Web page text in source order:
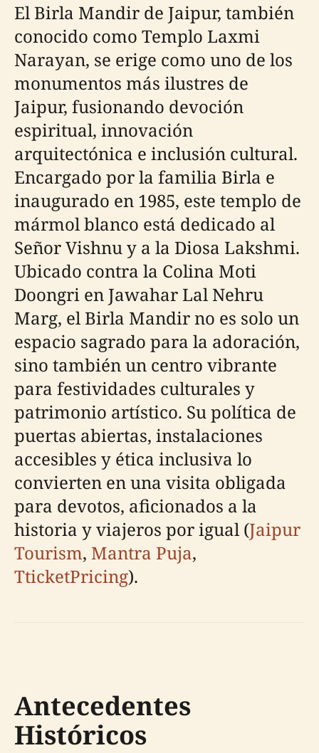
El Birla Mandir de Jaipur, también
conocido como Templo Laxmi
Narayan, se erige como uno de los
monumentos más ilustres de
Jaipur, fusionando devoción
espiritual, innovación
arquitectónica e inclusión cultural.
Encargado por la familia Birla e
inaugurado en 1985, este templo de
mármol blanco está dedicado al
Señor Vishnu y a la Diosa Lakshmi.
Ubicado contra la Colina Moti
Doongri en Jawahar Lal Nehru
Marg, el Birla Mandir no es solo un
espacio sagrado para la adoración,
sino también un centro vibrante
para festividades culturales y
patrimonio artístico. Su política de
puertas abiertas, instalaciones
accesibles y ética inclusiva lo
convierten en una visita obligada
para devotos, aficionados a la
historia y viajeros por igual (Jaipur
Tourism, Mantra Puja,
TticketPricing).
Antecedentes
Históricos